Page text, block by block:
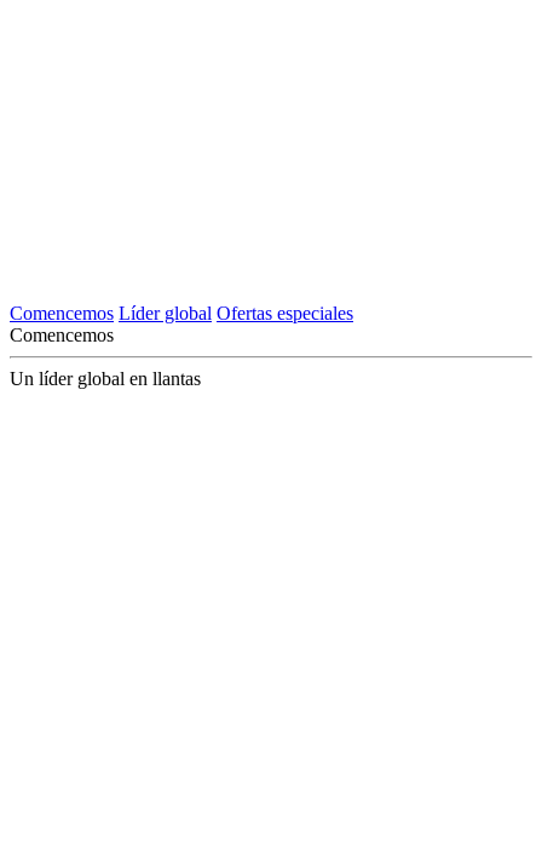
Comencemos Líder global Ofertas especiales
Comencemos
Un líder global en llantas